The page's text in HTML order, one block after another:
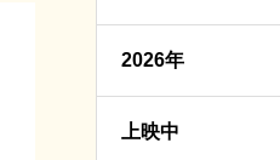
2026年
上映中